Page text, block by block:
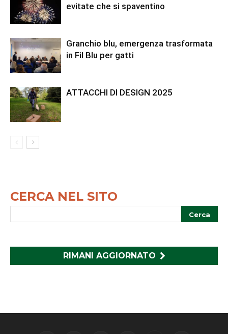
evitate che si spaventino
Granchio blu, emergenza trasformata
in Fil Blu per gatti
ATTACCHI DI DESIGN 2025
CERCA NEL SITO
RIMANI AGGIORNATO